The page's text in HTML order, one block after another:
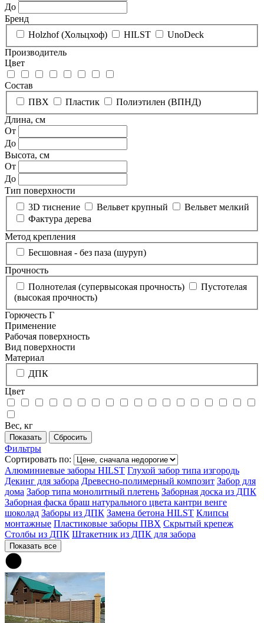
До
Бренд
Holzhof (Хольцхоф)
HILST
UnoDeck
Производитель
Цвет
Состав
ПВХ
Пластик
Полиэтилен (ВПНД)
Длина, см
От
До
Высота, см
От
До
Тип поверхности
3D тиснение
Вельвет крупный
Вельвет мелкий
Фактура дерева
Метод крепления
Бесшовная - без паза (шуруп)
Прочность
Полнотелая (супервысокая прочность)
Пустотелая
(высокая прочность)
Горючесть Г
Применение
Рабочая поверхность
Вид поверхности
Материал
ДПК
Цвет
Вес, кг
Фильтры
Сортировать по:
Алюминиевые заборы HILST Глухой забор типа изгородь
Декинг для забора Древесно-полимерный композит Забор для
дома Забор типа монолитный плетень Заборная доска из ДПК
Заборная фаска браш натурального цвета кантри венге
шоколад Заборы из ДПК Замена бетона HILST Клипсы
монтажные Пластиковые заборы ПВХ Скрытый крепеж
Столбы из ДПК Штакетник из ДПК для забора
Показать все